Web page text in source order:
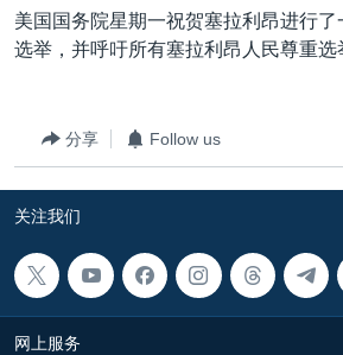
美国之音专访
台海两岸关系
南中国海争端
关注西藏
关注新疆
GEN Z 看美国
其他语言网站
美国国务院星期一祝贺塞拉利昂进行
选举，并呼吁所有塞拉利昂人民尊重选
分享 Follow us
关注我们
网上服务